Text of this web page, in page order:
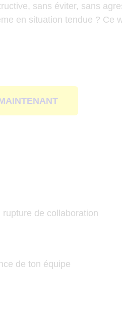
sans éviter, sans
en situation tendue ? Ce
de collaboration
de ton équipe